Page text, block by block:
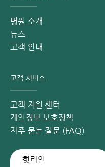
병원 소개
뉴스
고객 안내
고객 서비스
고객 지원 센터
개인정보 보호정책
자주 묻는 질문 (FAQ)
핫라인